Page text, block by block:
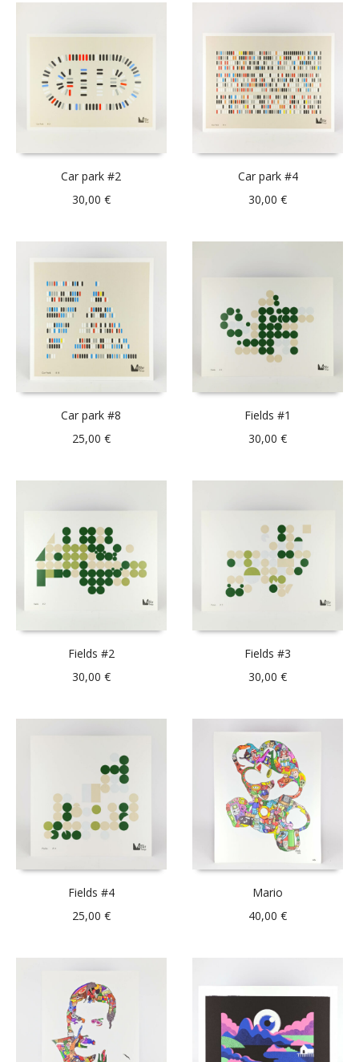
Car park #2
30,00 €
Car park #4
30,00€
Car park #8
25,00 €
Fields #1
30,00€
Fields #2
30,00 €
Fields #3
30,00€
Fields #4
25,00 €
Mario
40,00€